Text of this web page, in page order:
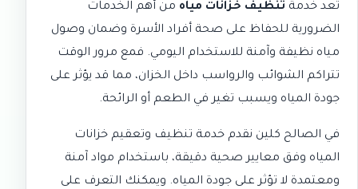
تُعد خدمة تنظيف خزانات مياه من أهم الخدمات
الضرورية للحفاظ على صحة أفراد الأسرة وضمان وصول
مياه نظيفة وآمنة للاستخدام اليومي. فمع مرور الوقت
تتراكم الشوائب والرواسب داخل الخزان، مما قد يؤثر على
جودة المياه ويسبب تغير في الطعم أو الرائحة.
في الصالح كلين نقدم خدمة تنظيف وتعقيم خزانات
المياه وفق معايير صحية دقيقة، باستخدام مواد آمنة
ومعتمدة لا تؤثر على جودة المياه. ويمكنك التعرف على